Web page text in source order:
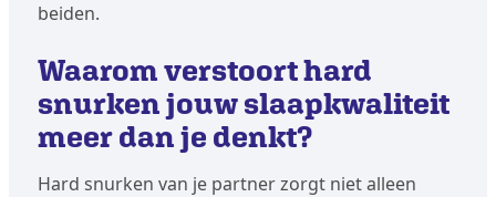
beiden.
Waarom verstoort hard
snurken jouw slaapkwaliteit
meer dan je denkt?
Hard snurken van je partner zorgt niet alleen